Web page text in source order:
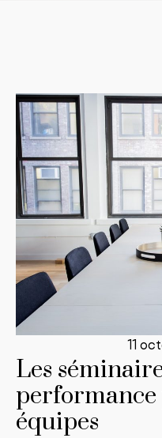
11
Les
performance
équipes